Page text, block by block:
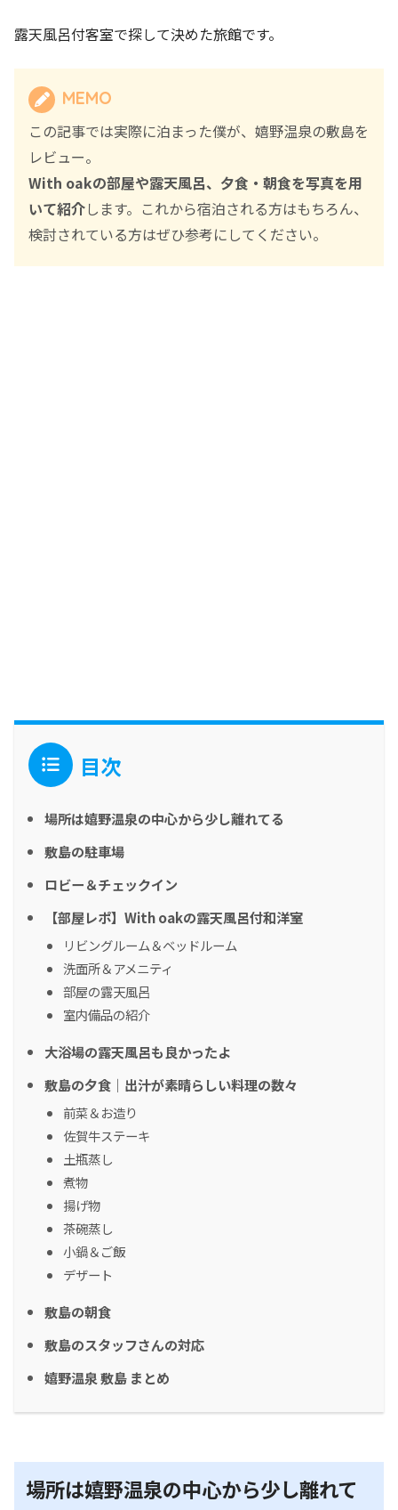
露天風呂付客室で探して決めた旅館です。
MEMO
この記事では実際に泊まった僕が、嬉野温泉の敷島を
レビュー。
With oakの部屋や露天風呂、夕食・朝食を写真を用
いて紹介します。これから宿泊される方はもちろん、
検討されている方はぜひ参考にしてください。
目次
場所は嬉野温泉の中心から少し離れてる
敷島の駐車場
ロビー＆チェックイン
【部屋レポ】With oakの露天風呂付和洋室
リビングルーム＆ベッドルーム
洗面所＆アメニティ
部屋の露天風呂
室内備品の紹介
大浴場の露天風呂も良かったよ
敷島の夕食｜出汁が素晴らしい料理の数々
前菜＆お造り
佐賀牛ステーキ
土瓶蒸し
煮物
揚げ物
茶碗蒸し
小鍋＆ご飯
デザート
敷島の朝食
敷島のスタッフさんの対応
嬉野温泉 敷島 まとめ
場所は嬉野温泉の中心から少し離れて